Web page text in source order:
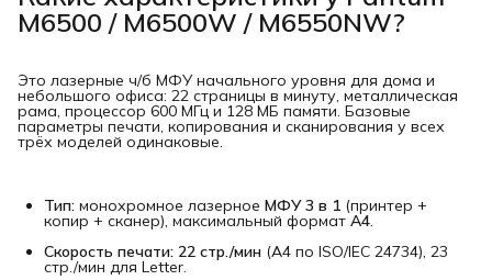
M6500 / M6500W / M6550NW?
Это лазерные ч/б МФУ начального уровня для дома и
небольшого офиса: 22 страницы в минуту, металлическая
рама, процессор 600 МГц и 128 МБ памяти. Базовые
параметры печати, копирования и сканирования у всех
трёх моделей одинаковые.
Тип: монохромное лазерное МФУ 3 в 1 (принтер +
копир + сканер), максимальный формат A4.
Скорость печати: 22 стр./мин (A4 по ISO/IEC 24734), 23
стр./мин для Letter.